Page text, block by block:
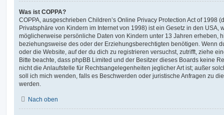
Was ist COPPA?
COPPA, ausgeschrieben Children’s Online Privacy Protection Act of 1998
Privatsphäre von Kindern im Internet von 1998) ist ein Gesetz in den USA,
möglicherweise persönliche Daten von Kindern unter 13 Jahren erheben,
beziehungsweise des oder der Erziehungsberechtigten benötigen. Wenn
oder die Website, auf der du dich zu registrieren versuchst, zutrifft, ziehe
Bitte beachte, dass phpBB Limited und der Besitzer dieses Boards keine
nicht die Anlaufstelle für Rechtsangelegenheiten jeglicher Art ist; außer
soll ich mich wenden, falls es Beschwerden oder juristische Anfragen zu
werden.
Nach oben